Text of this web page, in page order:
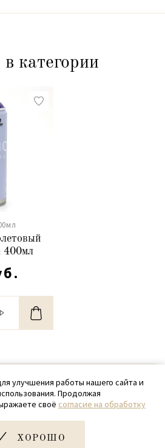
категории
400мл
- 2026 SamPack
699-97-87
сайта
улучшения работы нашего сайта и
Продолжая
своё согласие на обработку
ХОРОШО